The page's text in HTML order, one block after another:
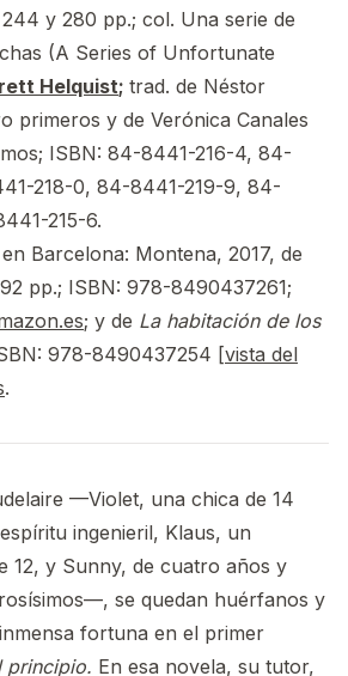
244 y 280 pp.; col. Una serie de
(A Series of Unfortunate
Helquist; trad. de Néstor
primeros y de Verónica Canales
ISBN: 84-8441-216-4, 84-
218-0, 84-8441-219-9, 84-
215-6.
Barcelona: Montena, 2017, de
pp.; ISBN: 978-8490437261;
; y de La habitación de los
978-8490437254 [vista del
.
—Violet, una chica de 14
ingenieril, Klaus, un
12, y Sunny, de cuatro años y
se quedan huérfanos y
fortuna en el primer
principio. En esa novela, su tutor,